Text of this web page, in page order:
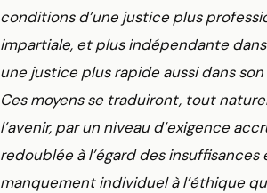
conditions d’une justice plus
impartiale, et plus indépendante
une justice plus rapide aussi dans
Ces moyens se traduiront, tout
l’avenir, par un niveau d’exigence
redoublée à l’égard des
manquement individuel à l’éthique